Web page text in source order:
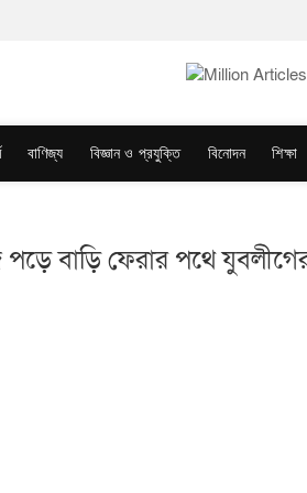
বাণিজ্য বিজ্ঞান ও প্রযুক্তি বিনোদন শিক্ষা
বাড়ি ফেরার পথে